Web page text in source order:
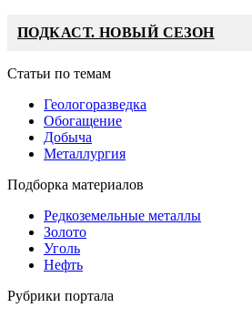
ПОДКАСТ. НОВЫЙ СЕЗОН
Статьи по темам
Геологоразведка
Обогащение
Добыча
Металлургия
Подборка материалов
Редкоземельные металлы
Золото
Уголь
Нефть
Рубрики портала